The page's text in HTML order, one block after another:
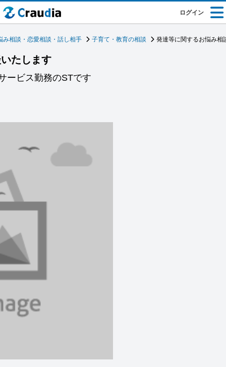
ログイン
み相談・恋愛相談・話し相手 子育て・教育の相談 発達等に関するお悩み相
たします
ービス勤務のSTです